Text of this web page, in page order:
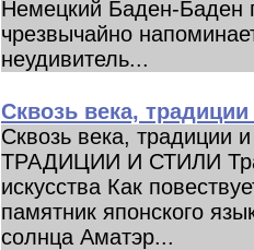
Немецкий Баден-Баден
чрезвычайно
неудивитель...
Сквозь века,
Сквозь века,
ТРАДИЦИИ И СТИЛИ
искусства Как
памятник японского
солнца Аматэр...